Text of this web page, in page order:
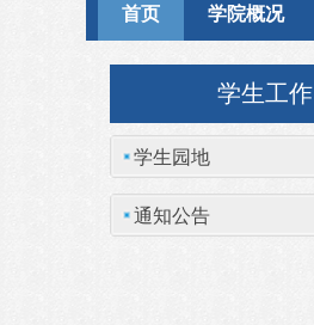
首页 学院概况
学生工作
学生园地
通知公告